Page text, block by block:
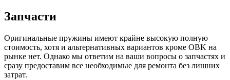
Запчасти
Оригинальные пружины имеют крайне высокую полную
стоимость, хотя и альтернативных вариантов кроме OBK на
рынке нет. Однако мы ответим на ваши вопросы о запчастях и
сразу предоставим все необходимые для ремонта без лишних
затрат.